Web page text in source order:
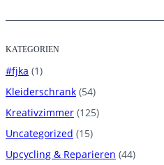
KATEGORIEN
#fjka (1)
Kleiderschrank (54)
Kreativzimmer (125)
Uncategorized (15)
Upcycling & Reparieren (44)